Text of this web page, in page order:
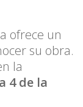
ofrece un
su obra.
la
4 de la